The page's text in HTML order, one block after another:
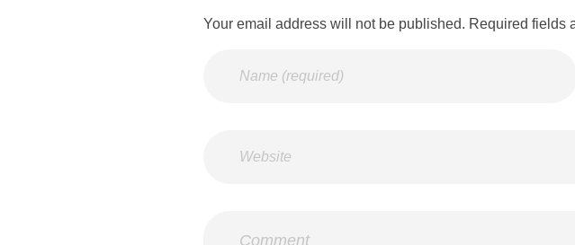
Your email address will not be published. Required fields